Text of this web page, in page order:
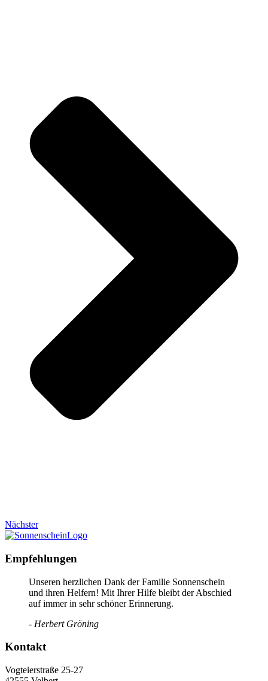
Nächster
Empfehlungen
Unseren herzlichen Dank der Familie Sonnenschein
und ihren Helfern! Mit Ihrer Hilfe bleibt der Abschied
auf immer in sehr schöner Erinnerung.
- Herbert Gröning
Kontakt
Vogteierstraße 25-27